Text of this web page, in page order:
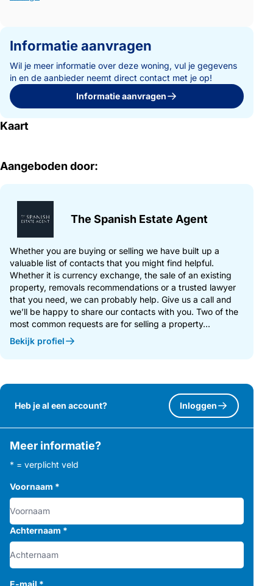
Informatie aanvragen
Wil je meer informatie over deze woning, vul je gegevens
in en de aanbieder neemt direct contact met je op!
Informatie aanvragen
Kaart
Aangeboden door:
The Spanish Estate Agent
Whether you are buying or selling we have built up a
valuable list of contacts that you might find helpful.
Whether it is currency exchange, the sale of an existing
property, removals recommendations or a trusted lawyer
that you need, we can probably help. Give us a call and
we’ll be happy to share our contacts with you. Two of the
most common requests are for selling a property...
Bekijk profiel
Heb je al een account? Inloggen
Meer informatie?
* = verplicht veld
Voornaam *
Achternaam *
E-mail *